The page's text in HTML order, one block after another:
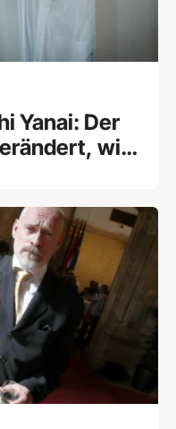
Yanai: Der
wie